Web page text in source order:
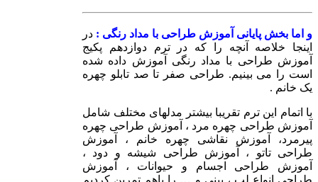
و اما بخش پایانی آموزش طراحی با مداد رنگی : در
اینجا خلاصه آنچه را که در ترم دوازدهم پکیج
آموزش طراحی با مداد رنگی آموزش داده شده
است را می بینیم. طراحی صفر تا صد تابلو چهره
یک خانم .
با اتمام این ترم تقریبا بیشتر مدلهای مختلف شامل
آموزش طراحی چهره مرد ، آموزش طراحی چهره
پیرمرد، آموزش نقاشی چهره خانم ، آموزش
طراحی تاتو ، آموزش طراحی شیشه و دود ،
آموزش طراحی اجسام و حیوانات ، آموزش
طراحی انواع لب ، بینی و … را باهم تمرین کردیم